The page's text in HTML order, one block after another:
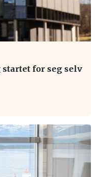
startet for seg selv